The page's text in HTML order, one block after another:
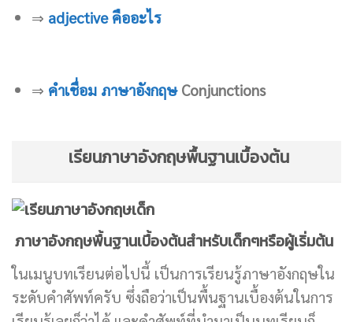
⇒ adjective คืออะไร
⇒ คำเชื่อม ภาษาอังกฤษConjunctions
เรียนภาษาอังกฤษพื้นฐานเบื้องต้น
ภาษาอังกฤษพื้นฐานเบื้องต้นสำหรับเด็กๆหรือผู้เริ่มต้น
ในเมนูบทเรียนต่อไปนี้ เป็นการเรียนรู้ภาษาอังกฤษใน
ระดับคำศัพท์ครับ ซึ่งถือว่าเป็นพื้นฐานเบื้องต้นในการ